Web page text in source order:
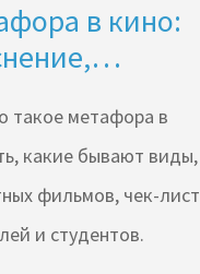
в кино:
такое метафора в
какие бывают виды,
фильмов, чек-лист
и студентов.